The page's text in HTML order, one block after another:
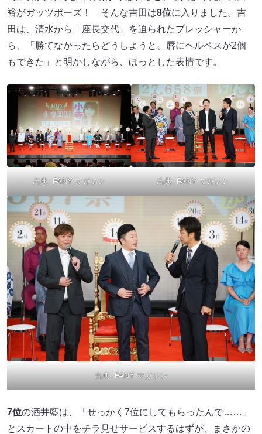
裕がガッツポーズ！ そんな吉田は8位に入りました。吉
田は、清水から「座長交代」を迫られたプレッシャーか
ら、「勝てなかったらどうしようと、唇にヘルペスが2個
もできた」と明かしながら、ほっとした表情です。
出典: FANY マガジン 出典: FANY マガジン
出典: FANY マガジン
7位の酒井藍は、「せっかく7位にしてもらったんで……」
とスカートの中をチラ見せサービスするはずが、まさかの